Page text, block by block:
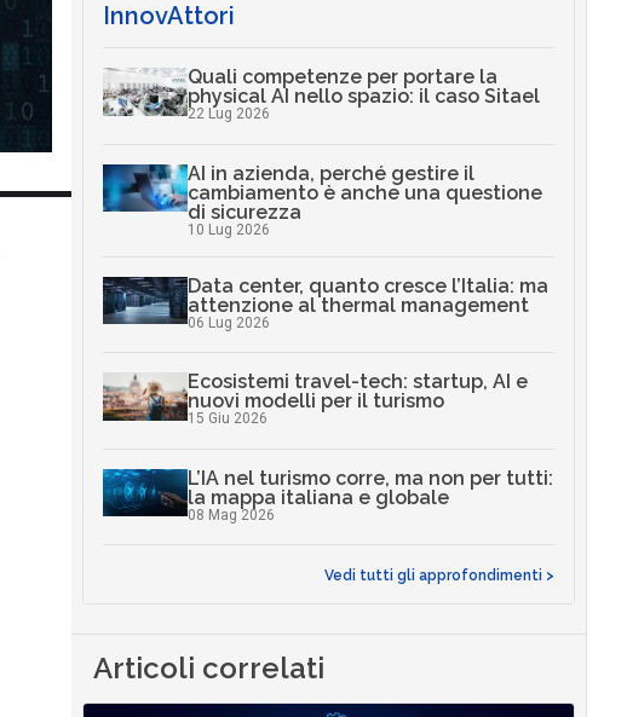
InnovAttori
Quali competenze per portare la
physical AI nello spazio: il caso Sitael
22 Lug 2026
AI in azienda, perché gestire il
cambiamento è anche una questione
di sicurezza
10 Lug 2026
Data center, quanto cresce l’Italia: ma
attenzione al thermal management
06 Lug 2026
Ecosistemi travel-tech: startup, AI e
nuovi modelli per il turismo
15 Giu 2026
L’IA nel turismo corre, ma non per tutti:
la mappa italiana e globale
08 Mag 2026
Vedi tutti gli approfondimenti >
Articoli correlati